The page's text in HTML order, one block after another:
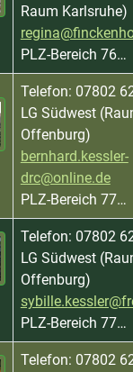
Raum Karlsruhe)
PLZ-Bereich 76…
Telefon: 07802
LG Südwest
Offenburg)
bernhard.kessler-
drc@online.de
PLZ-Bereich 77…
Telefon: 07802
LG Südwest
Offenburg)
PLZ-Bereich 77…
Telefon: 07802